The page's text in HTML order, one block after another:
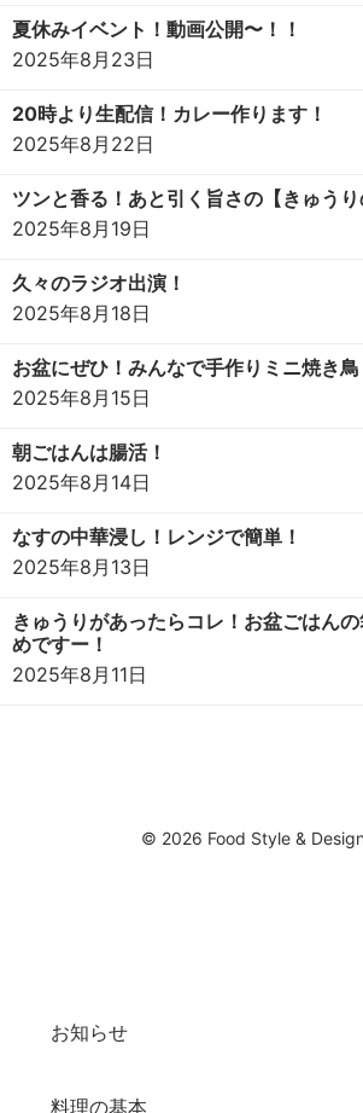
夏休みイベント！動画公開〜！！
2025年8月23日
20時より生配信！カレー作ります！
2025年8月22日
ツンと香る！あと引く旨さの【きゅうり
2025年8月19日
久々のラジオ出演！
2025年8月18日
お盆にぜひ！みんなで手作りミニ焼き鳥
2025年8月15日
朝ごはんは腸活！
2025年8月14日
なすの中華浸し！レンジで簡単！
2025年8月13日
きゅうりがあったらコレ！お盆ごはん
めですー！
2025年8月11日
© 2026 Food Style &
お知らせ
料理の基本